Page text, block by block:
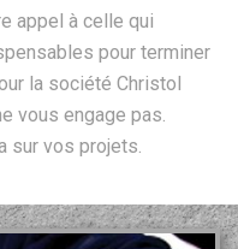
appel à celle qui
pour terminer
la société Christol
vous engage pas.
sur vos projets.